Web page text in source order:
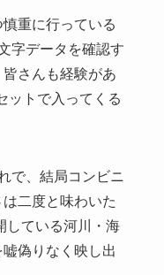
重に行っている
字データを確認す
さんも経験があ
ットで入ってくる
で、結局コンビニ
二度と味わいた
している河川・海
偽りなく映し出